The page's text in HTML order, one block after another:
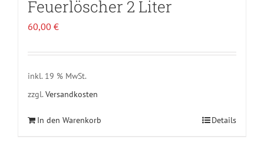
Feuerlöscher 2 Liter
60,00 €
inkl. 19 % MwSt.
zzgl. Versandkosten
In den Warenkorb Details